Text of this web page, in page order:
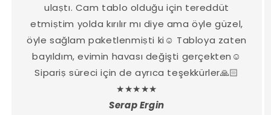
ulaṣtı. Cam tablo olduğu için tereddüt
etmiṣtim yolda kırılır mı diye ama öyle güzel,
öyle sağlam paketlenmiṣti ki☺️ Tabloya zaten
bayıldım, evimin havası değişti gerçekten☺️
Sipariṣ süreci için de ayrıca teşekkürler🙏🏻
★★★★★
Serap Ergin